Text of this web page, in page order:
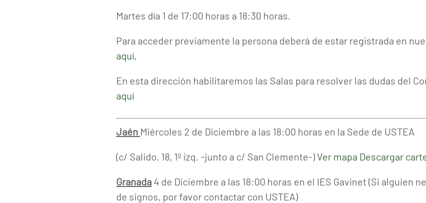
Martes día 1 de 17:00 horas a 18:30 horas.
Para acceder previamente la persona deberá de estar registrada en
aquí,
En esta dirección habilitaremos las Salas para resolver las dudas del
aquí
Jaén Miércoles 2 de Diciembre a las 18:00 horas en la Sede de USTEA
(c/ Salido, 18, 1º izq. -junto a c/ San Clemente-)Ver mapa Descargar
Granada 4 de Diciembre a las 18:00 horas en el IES Gavinet (Si alguien
de signos, por favor contactar con USTEA)